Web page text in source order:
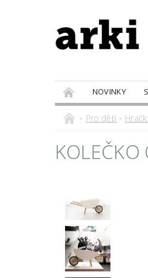
NOVINKY
PRODÁVANÉ ZNAČKY
Pro děti